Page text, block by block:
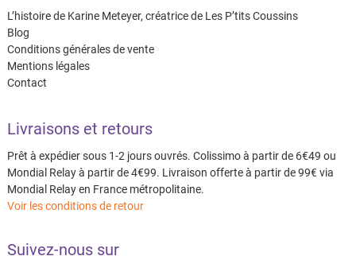
L’histoire de Karine Meteyer, créatrice de Les P’tits Coussins
Blog
Conditions générales de vente
Mentions légales
Contact
Livraisons et retours
Prêt à expédier sous 1-2 jours ouvrés. Colissimo à partir de 6€49 ou
Mondial Relay à partir de 4€99. Livraison offerte à partir de 99€ via
Mondial Relay en France métropolitaine.
Voir les conditions de retour
Suivez-nous sur